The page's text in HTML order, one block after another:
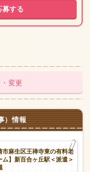
募する
変更
）情報
市麻生区王禅寺東の有料老
ム】新百合ヶ丘駅＜派遣＞